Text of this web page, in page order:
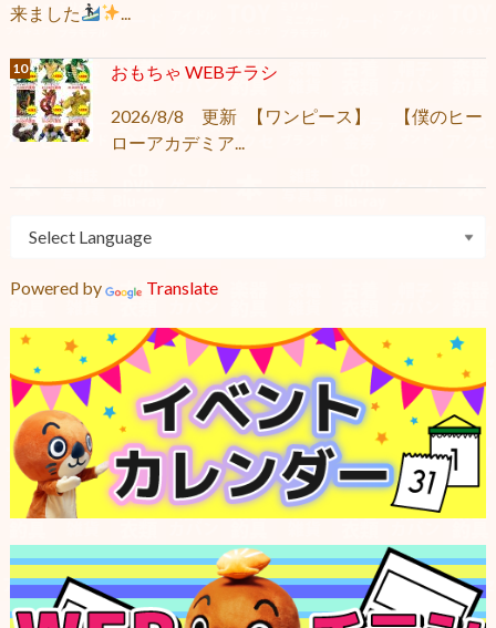
来ました
おもちゃ WEBチラシ
2026/8/8 更新 【ワンピース】 【僕のヒー
ローアカデミア...
Powered by Translate